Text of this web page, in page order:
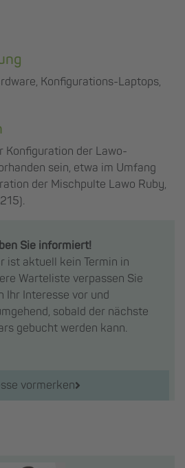
Konfigurations-Laptops,
Konfiguration der Lawo-
sein, etwa im Umfang
der Mischpulte Lawo Ruby,
Sie informiert!
ist aktuell kein Termin in
Warteliste verpassen Sie
Ihr Interesse vor und
sobald der nächste
gebucht werden kann.
vormerken